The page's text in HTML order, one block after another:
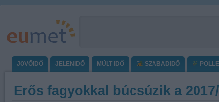
JÖVŐIDŐ JELENIDŐ MÚLT IDŐ SZABADIDŐ
Erős fagyokkal búcsúzik a